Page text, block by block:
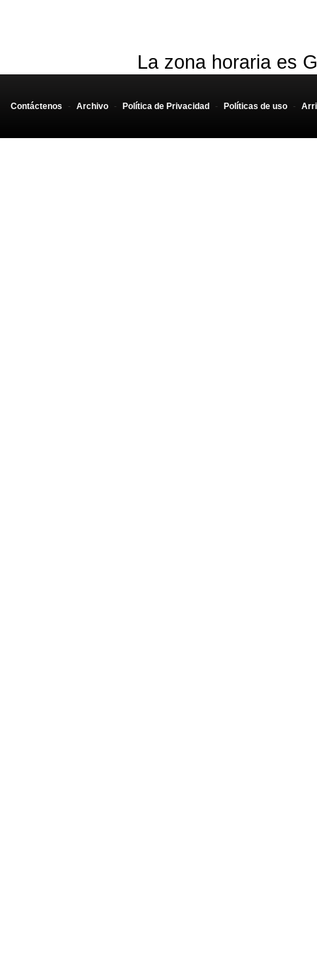
La zona horaria es
Contáctenos - Archivo - Política de Privacidad - Políticas de uso -